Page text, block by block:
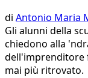
di Antonio Maria
Gli alunni della
chiedono alla
dell'imprenditore
mai più ritrovato.